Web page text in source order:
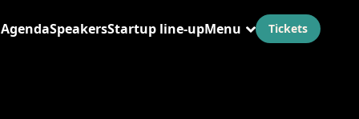
AgendaSpeakersStartup line-upMenu Tickets